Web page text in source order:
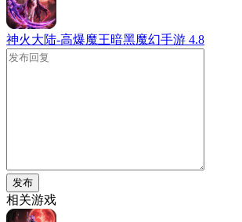
神火大陆-高爆魔王暗黑魔幻手游 4.8
发布
相关游戏